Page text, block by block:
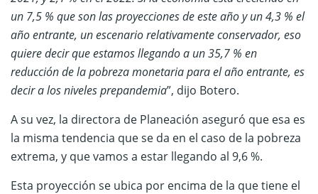
un 7,5 % que son las proyecciones de este año y un 4,3 % el
año entrante, un escenario relativamente conservador, eso
quiere decir que estamos llegando a un 35,7 % en
reducción de la pobreza monetaria para el año entrante, es
decir a los niveles prepandemia”, dijo Botero.
A su vez, la directora de Planeación aseguró que esa es
la misma tendencia que se da en el caso de la pobreza
extrema, y que vamos a estar llegando al 9,6 %.
Esta proyección se ubica por encima de la que tiene el